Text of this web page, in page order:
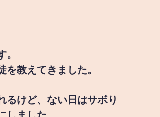
教えてきました。
るけど、ない日はサボり